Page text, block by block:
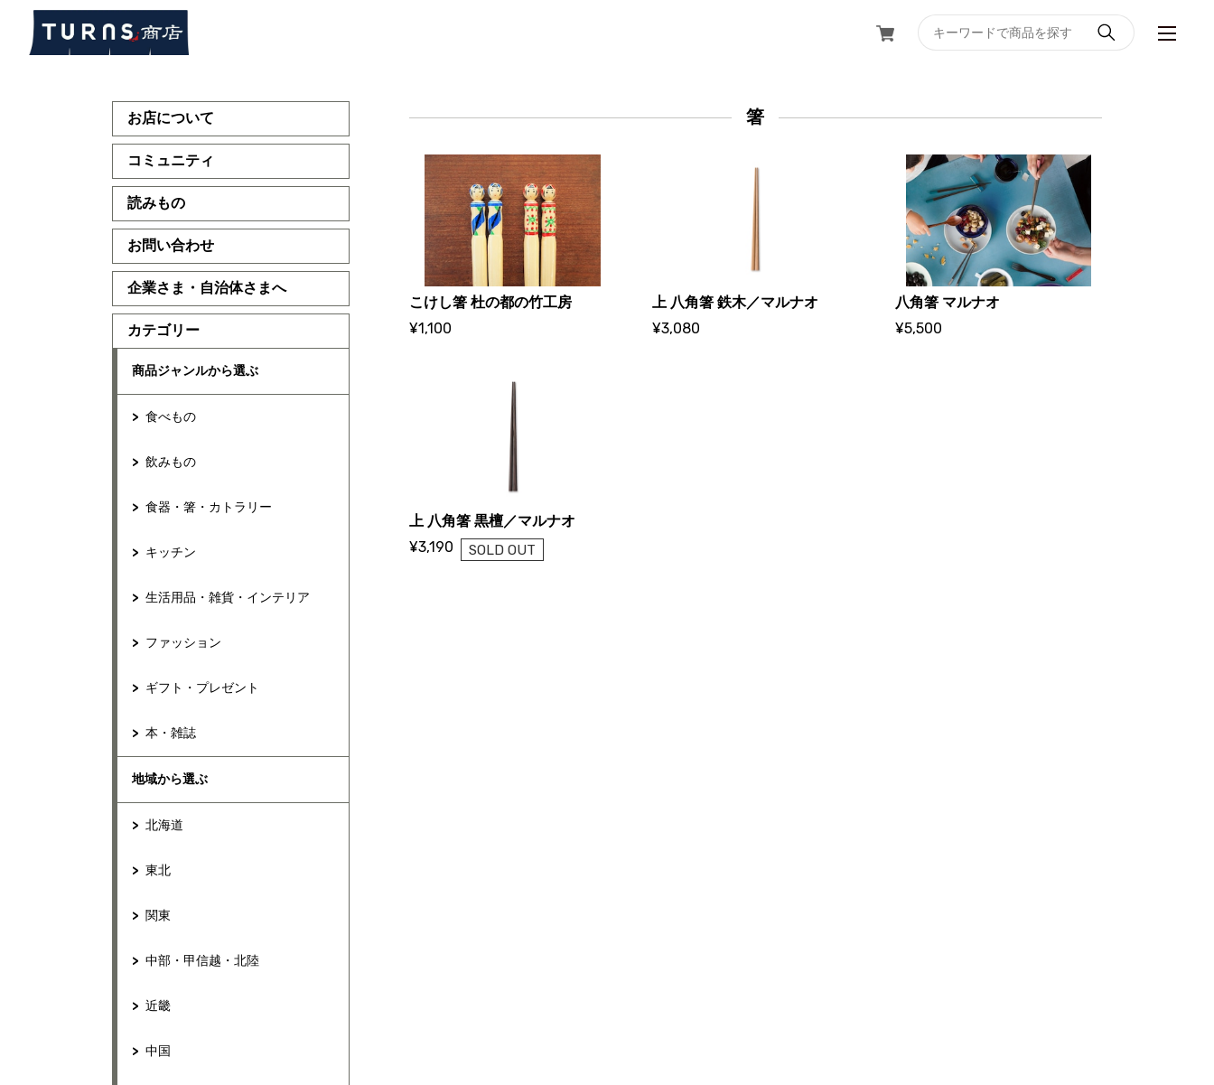
お店について
コミュニティ
読みもの
お問い合わせ
企業さま・自治体さまへ
カテゴリー
商品ジャンルから選ぶ
食べもの
飲みもの
食器・箸・カトラリー
キッチン
生活用品・雑貨・インテリア
ファッション
ギフト・プレゼント
本・雑誌
地域から選ぶ
北海道
東北
関東
中部・甲信越・北陸
近畿
中国
箸
こけし箸 杜の都の竹工房
¥1,100
上 八角箸 鉄木／マルナオ
¥3,080
八角箸 マルナオ
¥5,500
上 八角箸 黒檀／マルナオ
¥3,190 SOLD OUT